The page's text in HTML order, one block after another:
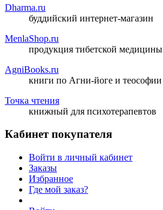
Dharma.ru
буддийский интернет-магазин
MenlaShop.ru
продукция тибетской медицины
AgniBooks.ru
книги по Агни-йоге и теософии
Точка чтения
книжный для психотерапевтов
Кабинет покупателя
Войти в личный кабинет
Заказы
Избранное
Где мой заказ?